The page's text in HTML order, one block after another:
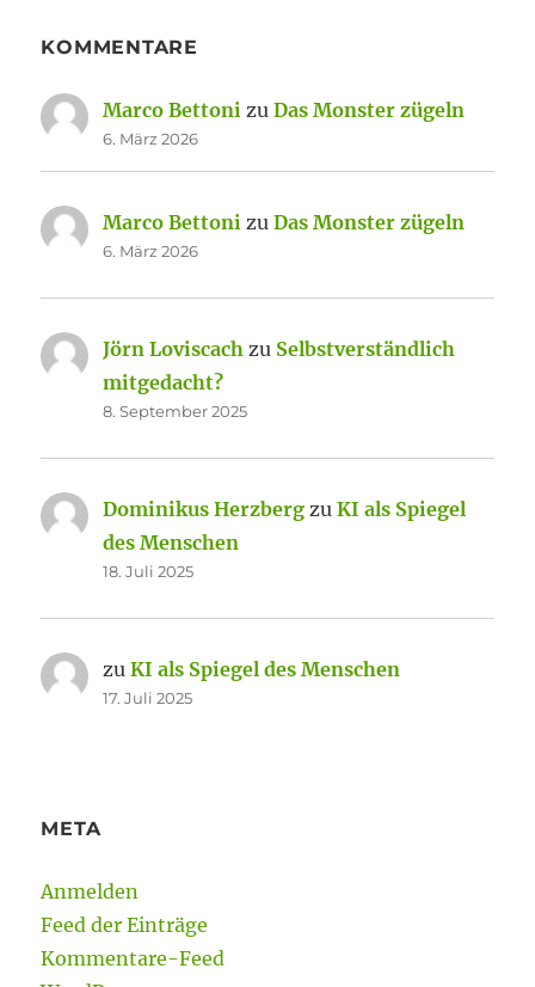
KOMMENTARE
Marco Bettoni zuDas Monster zügeln
6. März 2026
Marco Bettoni zuDas Monster zügeln
6. März 2026
Jörn Loviscach zu Selbstverständlich
mitgedacht?
8. September 2025
Dominikus Herzberg zuKI als Spiegel
des Menschen
18. Juli 2025
zuKI als Spiegel des Menschen
17. Juli 2025
META
Anmelden
Feed der Einträge
Kommentare-Feed